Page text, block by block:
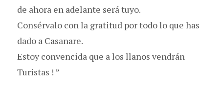
de ahora en adelante será tuyo.
Consérvalo con la gratitud por todo lo que has
dado a Casanare.
Estoy convencida que a los llanos vendrán
Turistas ! ”